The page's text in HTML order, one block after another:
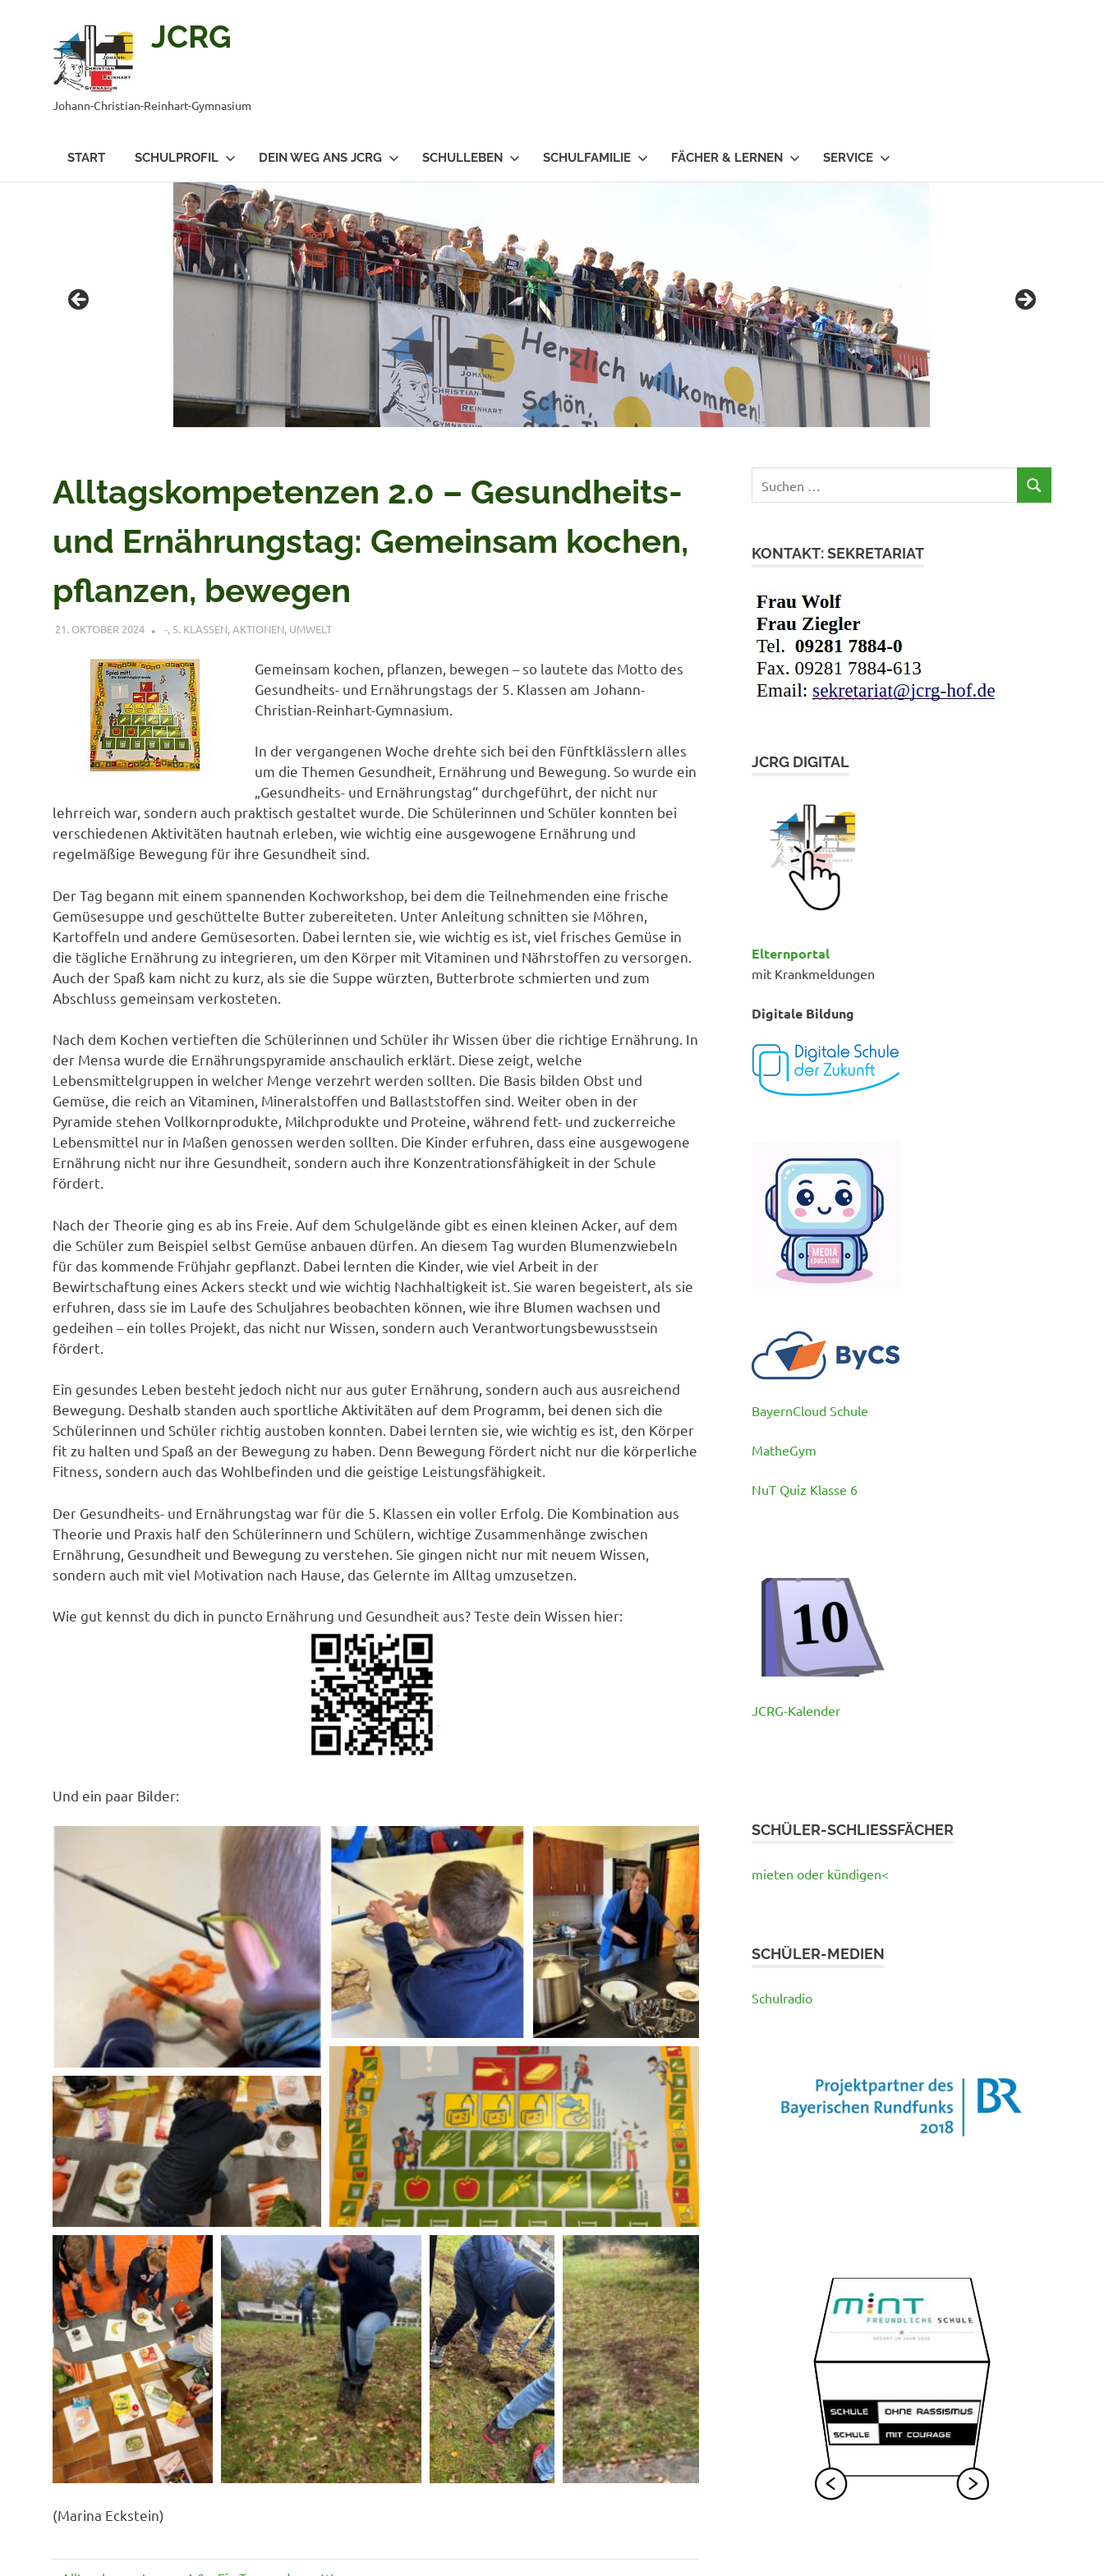
JCRG
Johann-Christian-Reinhart-Gymnasium
START SCHULPROFIL DEIN WEG ANS JCRG SCHULLEBEN SCHULFAMILIE FÄCHER & LERNEN SERVICE
Alltagskompetenzen 2.0 – Gesundheits-
und Ernährungstag: Gemeinsam kochen,
pflanzen, bewegen
21. OKTOBER 2024 VERONIQUE RUDLOF
-, 5. KLASSEN,AKTIONEN, UMWELT
Gemeinsam kochen, pflanzen, bewegen – so lautete das Motto des
Gesundheits- und Ernährungstags der 5. Klassen am Johann-
Christian-Reinhart-Gymnasium.
In der vergangenen Woche drehte sich bei den Fünftklässlern alles
um die Themen Gesundheit, Ernährung und Bewegung. So wurde ein
„Gesundheits- und Ernährungstag“ durchgeführt, der nicht nur
lehrreich war, sondern auch praktisch gestaltet wurde. Die Schülerinnen und Schüler konnten bei
verschiedenen Aktivitäten hautnah erleben, wie wichtig eine ausgewogene Ernährung und
regelmäßige Bewegung für ihre Gesundheit sind.
Der Tag begann mit einem spannenden Kochworkshop, bei dem die Teilnehmenden eine frische
Gemüsesuppe und geschüttelte Butter zubereiteten. Unter Anleitung schnitten sie Möhren,
Kartoffeln und andere Gemüsesorten. Dabei lernten sie, wie wichtig es ist, viel frisches Gemüse in
die tägliche Ernährung zu integrieren, um den Körper mit Vitaminen und Nährstoffen zu versorgen.
Auch der Spaß kam nicht zu kurz, als sie die Suppe würzten, Butterbrote schmierten und zum
Abschluss gemeinsam verkosteten.
Nach dem Kochen vertieften die Schülerinnen und Schüler ihr Wissen über die richtige Ernährung. In
der Mensa wurde die Ernährungspyramide anschaulich erklärt. Diese zeigt, welche
Lebensmittelgruppen in welcher Menge verzehrt werden sollten. Die Basis bilden Obst und
Gemüse, die reich an Vitaminen, Mineralstoffen und Ballaststoffen sind. Weiter oben in der
Pyramide stehen Vollkornprodukte, Milchprodukte und Proteine, während fett- und zuckerreiche
Lebensmittel nur in Maßen genossen werden sollten. Die Kinder erfuhren, dass eine ausgewogene
Ernährung nicht nur ihre Gesundheit, sondern auch ihre Konzentrationsfähigkeit in der Schule
fördert.
Nach der Theorie ging es ab ins Freie. Auf dem Schulgelände gibt es einen kleinen Acker, auf dem
die Schüler zum Beispiel selbst Gemüse anbauen dürfen. An diesem Tag wurden Blumenzwiebeln
für das kommende Frühjahr gepflanzt. Dabei lernten die Kinder, wie viel Arbeit in der
Bewirtschaftung eines Ackers steckt und wie wichtig Nachhaltigkeit ist. Sie waren begeistert, als sie
erfuhren, dass sie im Laufe des Schuljahres beobachten können, wie ihre Blumen wachsen und
gedeihen – ein tolles Projekt, das nicht nur Wissen, sondern auch Verantwortungsbewusstsein
fördert.
Ein gesundes Leben besteht jedoch nicht nur aus guter Ernährung, sondern auch aus ausreichend
Bewegung. Deshalb standen auch sportliche Aktivitäten auf dem Programm, bei denen sich die
Schülerinnen und Schüler richtig austoben konnten. Dabei lernten sie, wie wichtig es ist, den Körper
fit zu halten und Spaß an der Bewegung zu haben. Denn Bewegung fördert nicht nur die körperliche
Fitness, sondern auch das Wohlbefinden und die geistige Leistungsfähigkeit.
Der Gesundheits- und Ernährungstag war für die 5. Klassen ein voller Erfolg. Die Kombination aus
Theorie und Praxis half den Schülerinnern und Schülern, wichtige Zusammenhänge zwischen
Ernährung, Gesundheit und Bewegung zu verstehen. Sie gingen nicht nur mit neuem Wissen,
sondern auch mit viel Motivation nach Hause, das Gelernte im Alltag umzusetzen.
Wie gut kennst du dich in puncto Ernährung und Gesundheit aus? Teste dein Wissen hier:
Und ein paar Bilder:
(Marina Eckstein)
nach:
SUCHEN
KONTAKT: SEKRETARIAT
JCRG DIGITAL
Elternportal
mit Krankmeldungen
Digitale Bildung
BayernCloud Schule
MatheGym
NuT Quiz Klasse 6
JCRG-Kalender
SCHÜLER-SCHLIESSFÄCHER
mieten oder kündigen<
SCHÜLER-MEDIEN
Schulradio